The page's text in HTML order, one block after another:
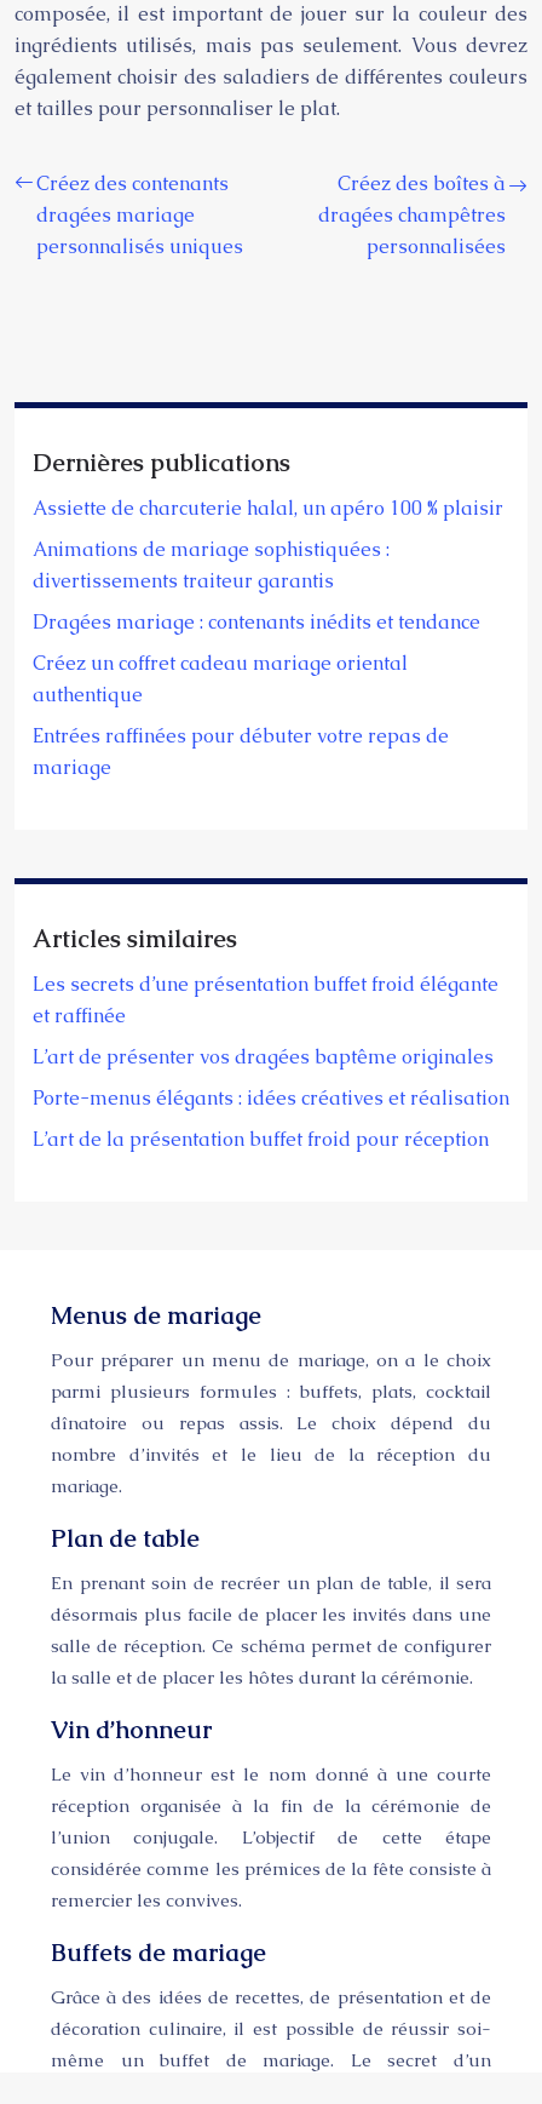
composée, il est important de jouer sur la couleur des
ingrédients utilisés, mais pas seulement. Vous devrez
également choisir des saladiers de différentes couleurs
et tailles pour personnaliser le plat.
Créez des contenants
dragées mariage
personnalisés uniques
Créez des boîtes à
dragées champêtres
personnalisées
Dernières publications
Assiette de charcuterie halal, un apéro 100 % plaisir
Animations de mariage sophistiquées :
divertissements traiteur garantis
Dragées mariage : contenants inédits et tendance
Créez un coffret cadeau mariage oriental
authentique
Entrées raffinées pour débuter votre repas de
mariage
Articles similaires
Les secrets d’une présentation buffet froid élégante
et raffinée
L’art de présenter vos dragées baptême originales
Porte-menus élégants : idées créatives et réalisation
L’art de la présentation buffet froid pour réception
Menus de mariage
Pour préparer un menu de mariage, on a le choix
parmi plusieurs formules : buffets, plats, cocktail
dînatoire ou repas assis. Le choix dépend du
nombre d’invités et le lieu de la réception du
mariage.
Plan de table
En prenant soin de recréer un plan de table, il sera
désormais plus facile de placer les invités dans une
salle de réception. Ce schéma permet de configurer
la salle et de placer les hôtes durant la cérémonie.
Vin d’honneur
Le vin d’honneur est le nom donné à une courte
réception organisée à la fin de la cérémonie de
l’union conjugale. L’objectif de cette étape
considérée comme les prémices de la fête consiste à
remercier les convives.
Buffets de mariage
Grâce à des idées de recettes, de présentation et de
décoration culinaire, il est possible de réussir soi-
même un buffet de mariage. Le secret d’un